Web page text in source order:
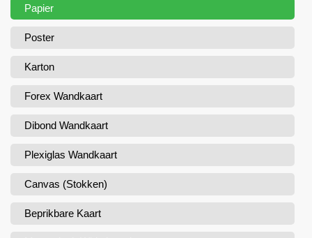
Papier
Poster
Karton
Forex Wandkaart
Dibond Wandkaart
Plexiglas Wandkaart
Canvas (Stokken)
Beprikbare Kaart